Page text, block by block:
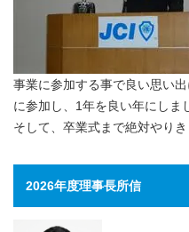
事業に参加する事で良い思い
に参加し、1年を良い年にしま
そして、卒業式まで絶対やりき
2026年度理事長所信